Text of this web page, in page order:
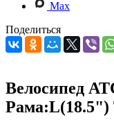
Max
Поделиться
Велосипед
Рама:L(18.5")